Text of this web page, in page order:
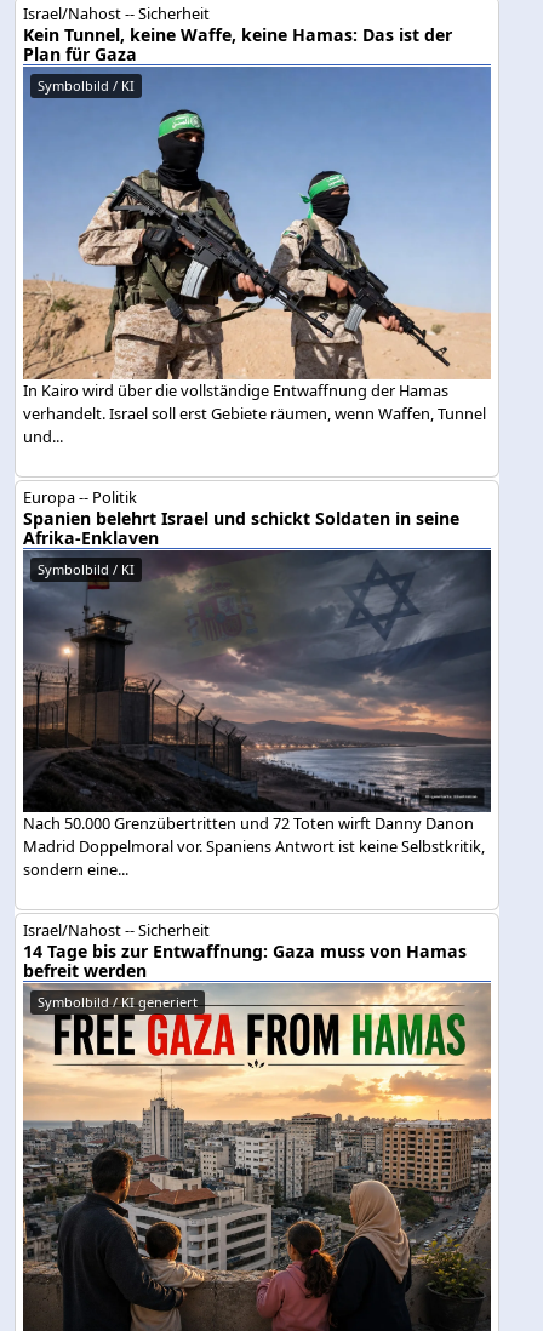
Israel/Nahost -- Sicherheit
Kein Tunnel, keine Waffe, keine Hamas: Das ist der
Plan für Gaza
Symbolbild / KI
In Kairo wird über die vollständige Entwaffnung der Hamas
verhandelt. Israel soll erst Gebiete räumen, wenn Waffen, Tunnel
und...
Europa -- Politik
Spanien belehrt Israel und schickt Soldaten in seine
Afrika-Enklaven
Symbolbild / KI
Nach 50.000 Grenzübertritten und 72 Toten wirft Danny Danon
Madrid Doppelmoral vor. Spaniens Antwort ist keine Selbstkritik,
sondern eine...
Israel/Nahost -- Sicherheit
14 Tage bis zur Entwaffnung: Gaza muss von Hamas
befreit werden
Symbolbild / KI generiert